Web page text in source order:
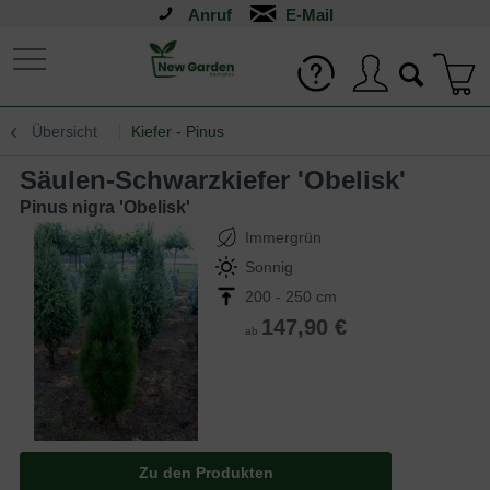
Anruf
Übersicht Kiefer - Pinus
Säulen-Schwarzkiefer 'Obelisk'
Pinus nigra 'Obelisk'
Immergrün
Sonnig
200 - 250 cm
ab 147,90 €
Zu den Produkten